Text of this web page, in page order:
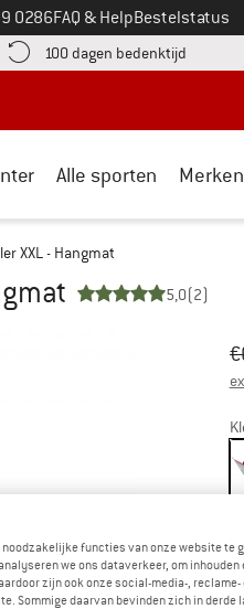
0286FAQ & HelpBestelstatus
in een infovak
100 dagen bedenktijd Vind
Alle sporten Merken
XXL - Hangmat
5,0(2)
€
functies van onze website te
we ons dataverkeer, om inhouden
zijn ook onze social-media-, reclame-
Sommige daarvan bevinden zich in derde